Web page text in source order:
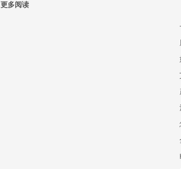
更多阅读